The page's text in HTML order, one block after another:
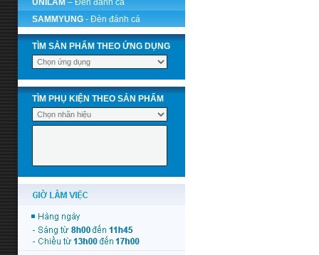
UNILAM – Đèn đánh cá
SAMMYUNG - Đèn đánh cá
TÌM SẢN PHẨM THEO ỨNG DỤNG
TÌM PHỤ KIỆN THEO SẢN PHẨM